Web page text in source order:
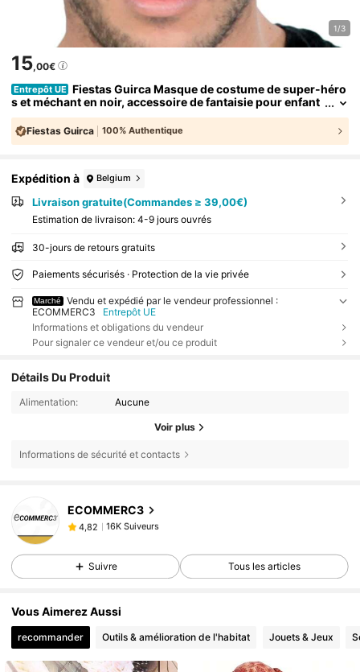
1/3
15,00€
Entrepôt UE Fiestas Guirca Masque de costume de super-héro
s et méchant en noir, accessoire de fantaisie pour enfant
s et adultes, parfait pour les fêtes à thème, événements c
osplay et célébrations pour enfants avec un design attrayant
et un confort pour une utilisation prolongée
Fiestas Guirca 100% Authentique
Expédition à Belgium
Livraison gratuite(Commandes ≥ 39,00€)
Estimation de livraison: 4-9 jours ouvrés
30-jours de retours gratuits
Paiements sécurisés · Protection de la vie privée
Marché
Vendu et expédié par le vendeur professionnel :
ECOMMERC3
Entrepôt UE
Informations et obligations du vendeur
Pour signaler ce vendeur et/ou ce produit
Détails Du Produit
Alimentation: Aucune
Voir plus
Informations de sécurité et contacts
ECOMMERC3
4,82
16K Suiveurs
o***1 est en train de naviguer
4,82 16K Suiveurs
4,82
Suivre Tous les articles
Vous Aimerez Aussi
recommander Outils & amélioration de l'habitat Jouets & Jeux